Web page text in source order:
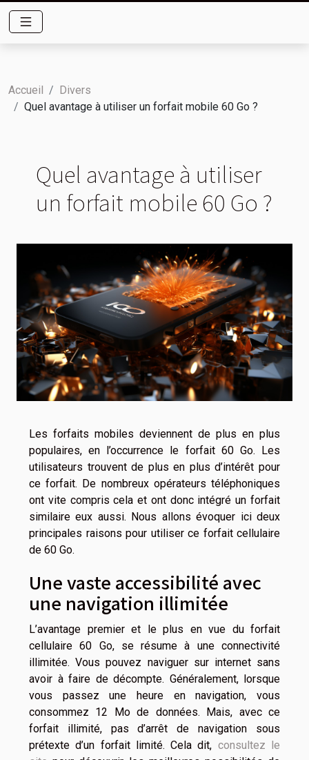
Accueil
Divers
Quel avantage à utiliser un forfait mobile 60 Go ?
Quel avantage à utiliser
un forfait mobile 60 Go ?
Les forfaits mobiles deviennent de plus en plus
populaires, en l’occurrence le forfait 60 Go. Les
utilisateurs trouvent de plus en plus d’intérêt pour
ce forfait. De nombreux opérateurs téléphoniques
ont vite compris cela et ont donc intégré un forfait
similaire eux aussi. Nous allons évoquer ici deux
principales raisons pour utiliser ce forfait cellulaire
de 60 Go.
Une vaste accessibilité avec
une navigation illimitée
L’avantage premier et le plus en vue du forfait
cellulaire 60 Go, se résume à une connectivité
illimitée. Vous pouvez naviguer sur internet sans
avoir à faire de décompte. Généralement, lorsque
vous passez une heure en navigation, vous
consommez 12 Mo de données. Mais, avec ce
forfait illimité, pas d’arrêt de navigation sous
prétexte d’un forfait limité. Cela dit, consultez le